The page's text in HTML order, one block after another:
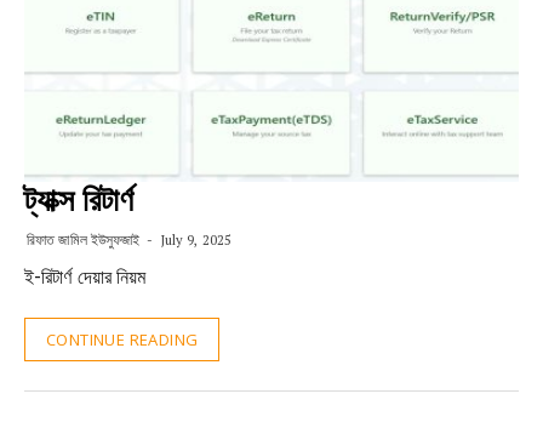
ট্যাক্স রিটার্ণ
রিফাত জামিল ইউসুফজাই July 9, 2025
ই-রিটার্ণ দেয়ার নিয়ম
CONTINUE READING